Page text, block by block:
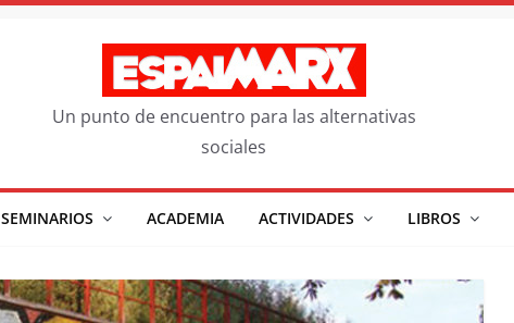
Un punto de encuentro para las alternativas
sociales
SEMINARIOS ACADEMIA ACTIVIDADES LIBROS